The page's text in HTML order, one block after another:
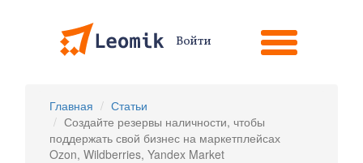
Войти
Главная
Статьи
Создайте резервы наличности, чтобы
поддержать свой бизнес на маркетплейсах
Ozon, Wildberries, Yandex Market